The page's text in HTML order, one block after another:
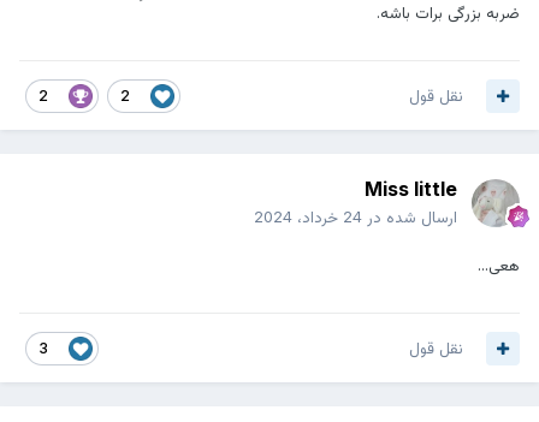
ضربه بزرگی برات باشه.
2
2 نقل قول
Miss little
ارسال شده در 24 خرداد، 2024
هعی...
3 نقل قول